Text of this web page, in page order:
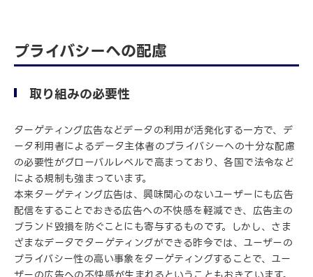
プライバシーへの配慮
取り組みの必要性
ターゲティング広告などデータの利用が活発化する一方で、デ
ータ利用者によるデータ主体者のプライバシーへの十分な配慮
の必要性がグローバルレベルで高まっており、各国で法令など
による規制も強まっています。
本来ターゲティング広告は、興味関心のないユーザーにも広告
配信をすることでおきる広告への不快感を軽減でき、広告主の
ブランド毀損を防ぐことにも寄与するものです。しかし、さま
ざまなデータでターゲティングができる昨今では、ユーザーの
プライバシー性の高い事象をターゲティングすることで、ユー